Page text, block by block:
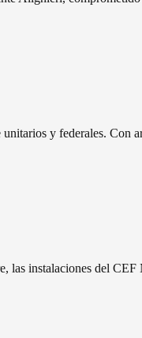
y federales.
instalaciones del CEF